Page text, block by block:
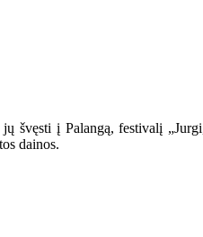
švęsti į Palangą, festivalį
dainos.